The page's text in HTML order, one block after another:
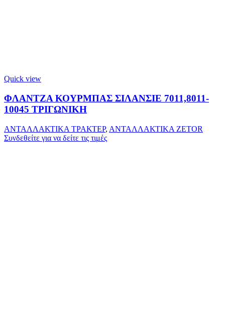
Quick view
ΦΛΑΝΤΖΑ ΚΟΥΡΜΠΑΣ ΣΙΛΑΝΣΙΕ 7011,8011-
10045 ΤΡΙΓΩΝΙΚΗ
ΑΝΤΑΛΛΑΚΤΙΚΑ ΤΡΑΚΤΕΡ, ΑΝΤΑΛΛΑΚΤΙΚΑ ZETOR
Συνδεθείτε για να δείτε τις τιμές